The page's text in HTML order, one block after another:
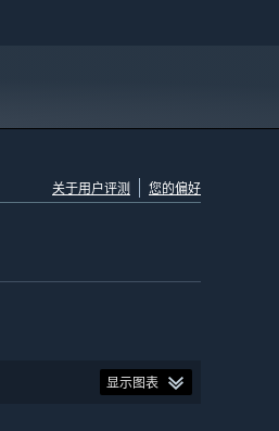
关于用户评测 您的偏好
显示图表